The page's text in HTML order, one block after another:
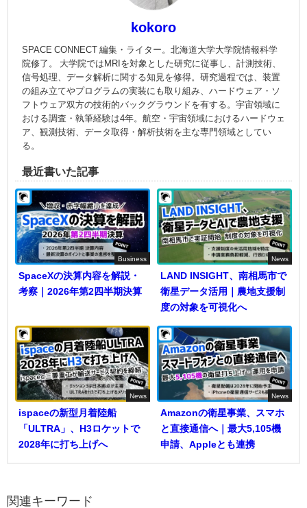
kokoro
SPACE CONNECT 編集・ライター。北海道大学大学院情報科学
院修了。 大学院ではMRIを対象とした研究に従事し、計測技術、
信号処理、データ解析に関する知見を修得。研究過程では、装置
の組み立てやプログラムの実装にも取り組み、ハードウェア・ソ
フトウェア双方の技術的バックグラウンドを有する。宇宙領域に
おける調査・執筆経験は4年。航空・宇宙領域におけるハードウェ
ア、観測技術、データ取得・解析技術を主な専門領域としてい
る。
最近書いた記事
Business
SpaceXの決算内容を解説・
考察｜2026年第2四半期決算
News
LAND INSIGHT、南相馬市で
衛星データ活用｜農地支援制
度の対象を可視化へ
News
ispaceの新型月着陸船
「ULTRA」、H3ロケットで
2028年に打ち上げへ
News
Amazonの衛星事業、スマホ
と直接通信へ｜最大5,105機
申請、Appleとも連携
関連キーワード